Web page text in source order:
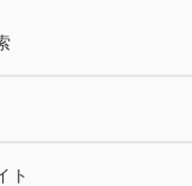
で、スタンダードプ
ト